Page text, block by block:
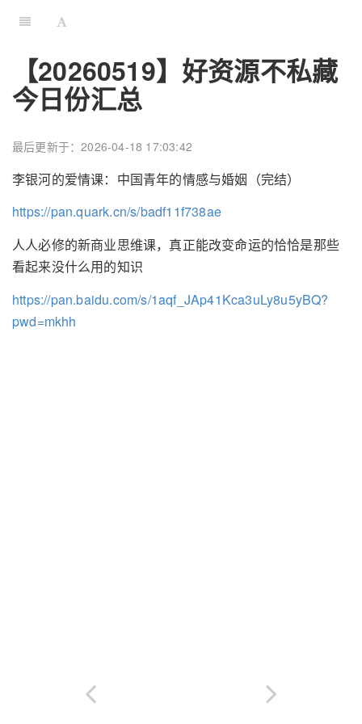
【20260519】好资源不私藏
今日份汇总
最后更新于：2026-04-18 17:03:42
李银河的爱情课：中国青年的情感与婚姻（完结）
https://pan.quark.cn/s/badf11f738ae
人人必修的新商业思维课，真正能改变命运的恰恰是那些
看起来没什么用的知识
https://pan.baidu.com/s/1aqf_JAp41Kca3uLy8u5yBQ?
pwd=mkhh